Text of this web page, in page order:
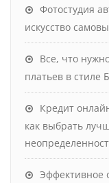
Фотостудия
искусство
Все, что
платьев в стиле
Кредит
как выбрать
Эффективное